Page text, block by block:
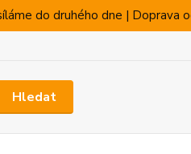
do druhého dne | Doprava
Hledat